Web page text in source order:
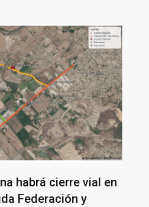
habrá cierre vial en
Federación y